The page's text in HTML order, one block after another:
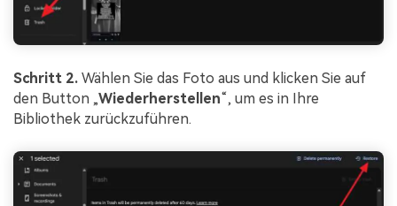
Schritt 2. Wählen Sie das Foto aus und klicken Sie auf
den Button „Wiederherstellen“, um es in Ihre
Bibliothek zurückzuführen.